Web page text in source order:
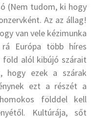
(Nem tudom, ki hogy
Az az állag!
van vele kézimunka
Európa több híres
föld alól kibújó szárait
hogy ezek a szárak
ezt a részét a
földdel kell
Kultúrája, sőt